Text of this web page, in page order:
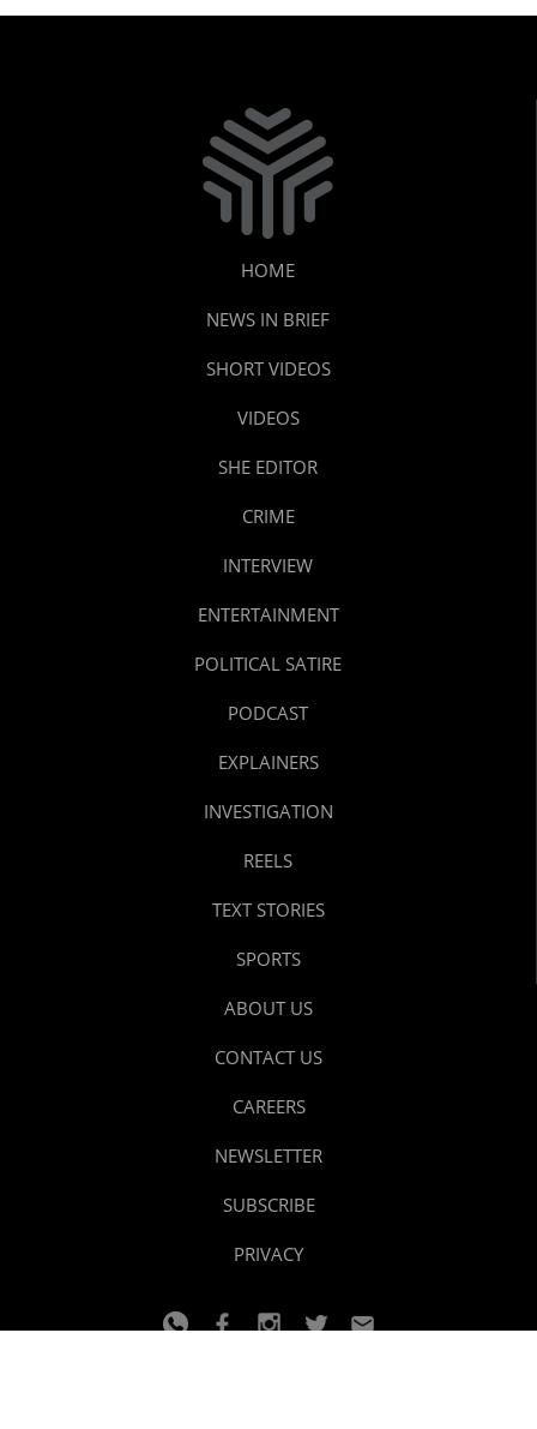
HOME
NEWS IN BRIEF
SHORT VIDEOS
VIDEOS
SHE EDITOR
CRIME
INTERVIEW
ENTERTAINMENT
POLITICAL SATIRE
PODCAST
EXPLAINERS
INVESTIGATION
REELS
TEXT STORIES
SPORTS
ABOUT US
CONTACT US
CAREERS
NEWSLETTER
SUBSCRIBE
PRIVACY